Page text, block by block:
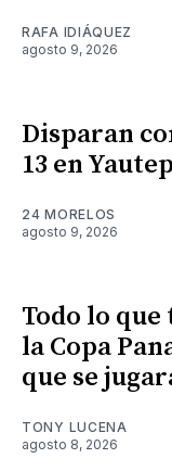
RAFA IDIÁQUEZ
agosto 9, 2026
Disparan
13 en
24 MORELOS
agosto 9, 2026
Todo lo que
la Copa
que se
TONY LUCENA
agosto 8, 2026